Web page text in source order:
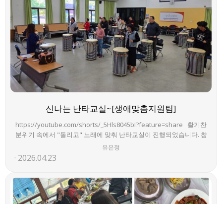
신나는 난타교실~[생애맞춤지원팀]
https://youtube.com/shorts/_5Hls8045bI?feature=share 활기찬
분위기 속에서 "돌리고" 노래에 맞춰 난타교실이 진행되었습니다. 참
여자분들은 리듬에 맞춰 적극적으로 참여하며 즐겁게 활동하고 있습
니다. 앞으로도 즐겁고 활기찬 프로그램으로 이어질 예정입니다
유은정
2026.04.23